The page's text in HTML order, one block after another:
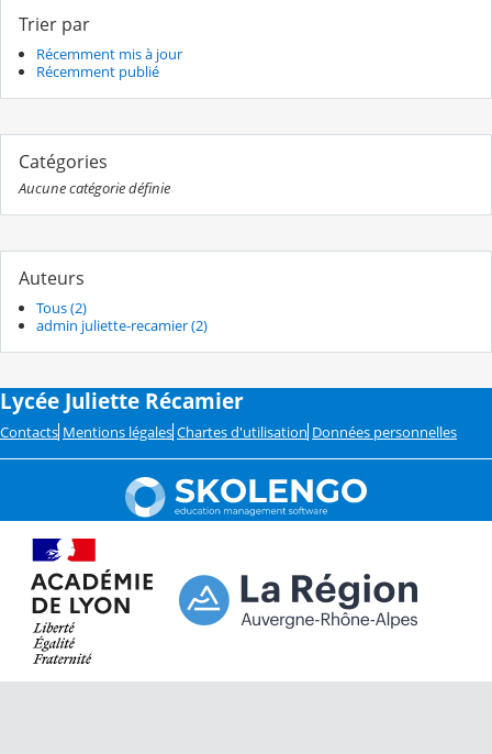
Trier par
Récemment mis à jour
Récemment publié
Catégories
Aucune catégorie définie
Auteurs
Tous (2)
admin juliette-recamier (2)
Lycée Juliette Récamier
Contacts Mentions légales Chartes d'utilisation Données personnelles